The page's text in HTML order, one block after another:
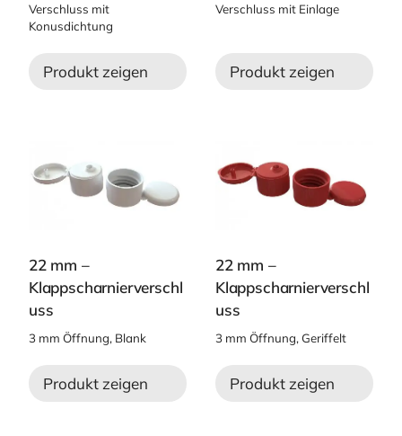
Verschluss mit
Konusdichtung
Produkt zeigen
Verschluss mit Einlage
Produkt zeigen
22 mm –
Klappscharnierverschl
uss
3 mm Öffnung, Blank
Produkt zeigen
22 mm –
Klappscharnierverschl
uss
3 mm Öffnung, Geriffelt
Produkt zeigen